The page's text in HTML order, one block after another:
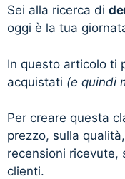
Sei alla ricerca di
oggi è la tua
In questo articolo ti
acquistati (e quindi
Per creare questa
prezzo, sulla
recensioni ricevute,
clienti.